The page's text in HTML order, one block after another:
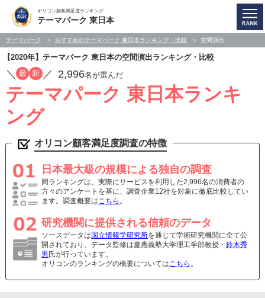
オリコン顧客満足度ランキング
テーマパーク 東日本
テーマパーク おすすめのテーマパーク 東日本ランキング・比較 空間演出
【2020年】テーマパーク 東日本の空間演出ランキング・比較
／ 最 新 ／ 2,996名が選んだ
テーマパーク 東日本ランキ
ング
オリコン顧客満足度調査の特徴
日本最大級の規模による独自の調査
同ランキングは、実際にサービスを利用した2,996名の消費者の
方々のアンケートを基に、調査企業12社を対象に徹底比較してい
ます。調査概要はこちら 。
研究機関に提供される信頼のデータ
ソースデータは 国立情報学研究所を通じて学術研究機関に全て公
開されており、データ監修は慶應義塾大学理工学部教授・ 鈴木秀
男 氏が行っています。
オリコンのランキングの概要についてはこちら 。